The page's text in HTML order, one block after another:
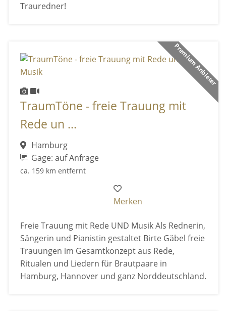
Trauredner!
Premium Anbieter
TraumTöne - freie Trauung mit
Rede un ...
Hamburg
Gage: auf Anfrage
ca. 159 km entfernt
Merken
Freie Trauung mit Rede UND Musik Als Rednerin,
Sängerin und Pianistin gestaltet Birte Gäbel freie
Trauungen im Gesamtkonzept aus Rede,
Ritualen und Liedern für Brautpaare in
Hamburg, Hannover und ganz Norddeutschland.